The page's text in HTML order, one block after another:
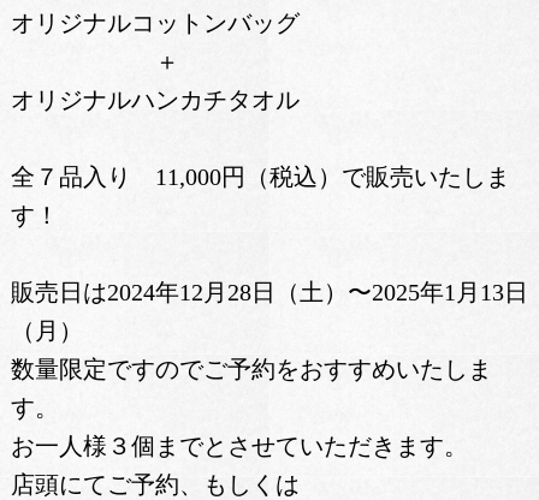
オリジナルコットンバッグ
＋
オリジナルハンカチタオル
全７品入り 11,000円（税込）で販売いたしま
す！
販売日は2024年12月28日（土）〜2025年1月13日
（月）
数量限定ですのでご予約をおすすめいたしま
す。
お一人様３個までとさせていただきます。
店頭にてご予約、もしくは